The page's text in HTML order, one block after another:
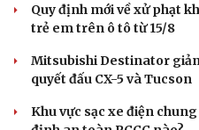
Sức khỏe
Dinh dưỡng - món ngon
Cây thuốc
Sản phụ khoa
Nhi khoa
Nam khoa
Làm đẹp - giảm cân
Quy định mới về xử phạt
trẻ em trên ô tô từ 15/8
Mitsubishi Destinator
quyết đấu CX-5 và Tucson
Khu vực sạc xe điện